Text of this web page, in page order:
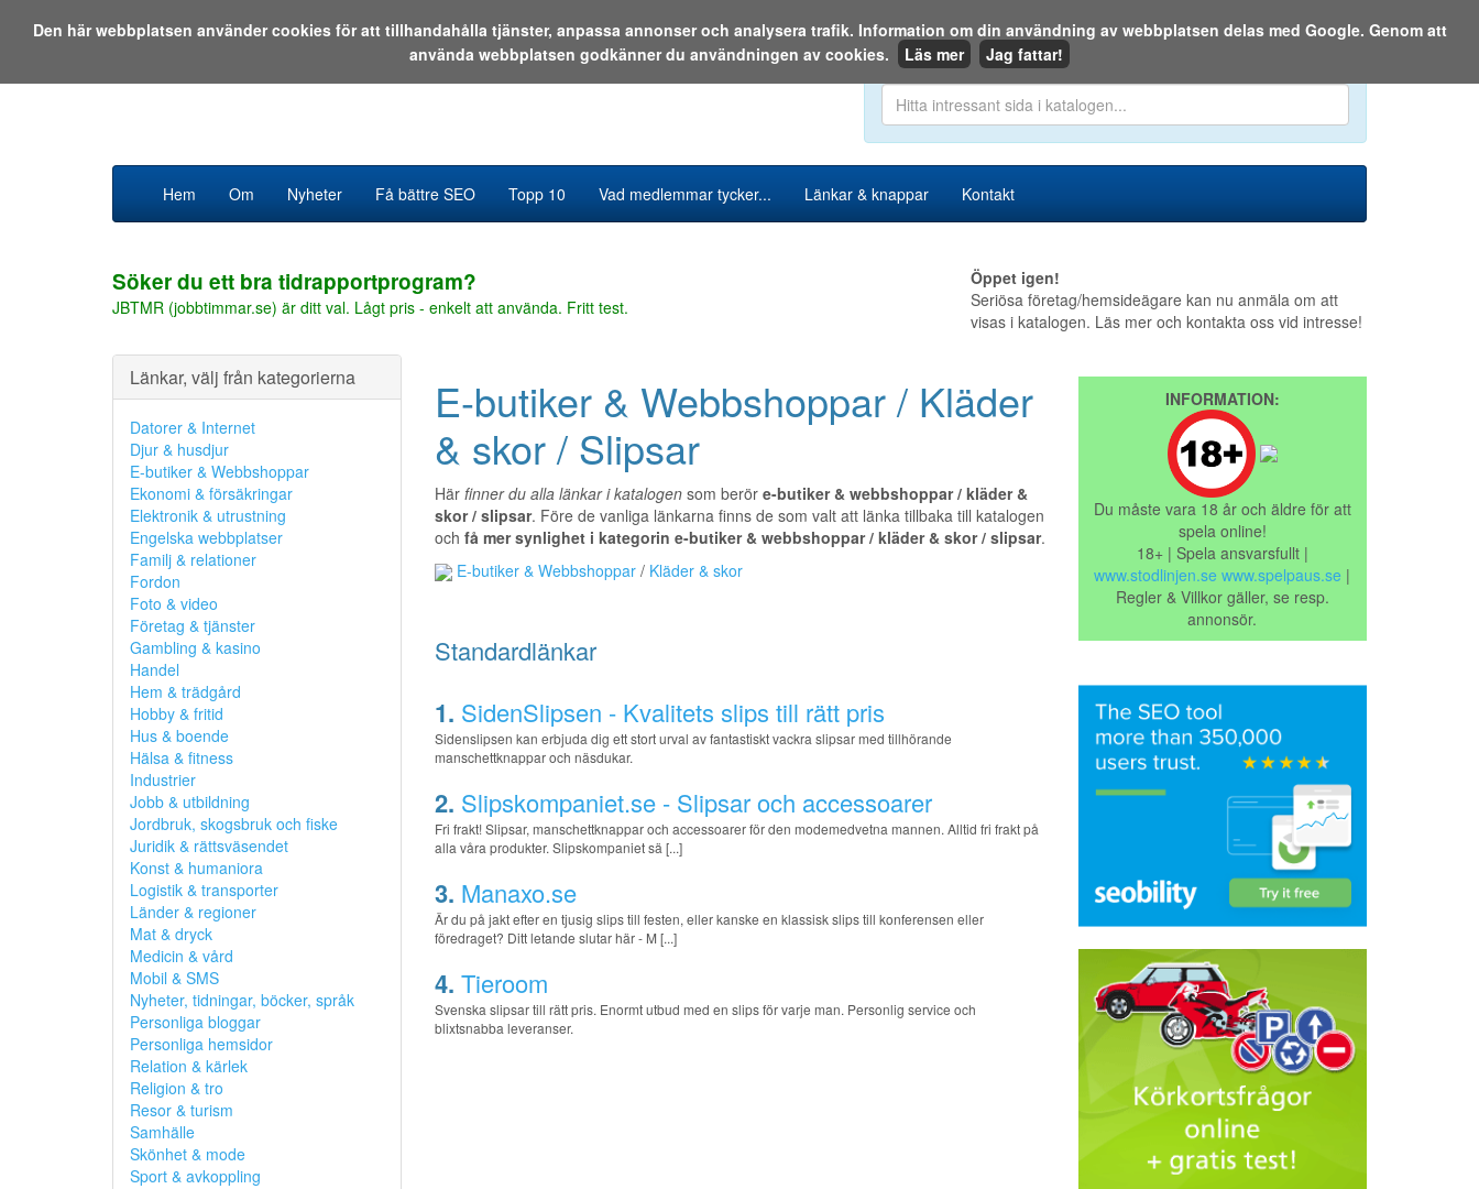
Den 6 augusti 2026
Sök i katalogen eller på webben:
Hem Om Nyheter Få bättre SEO Topp 10 Vad medlemmar tycker... Länkar & knappar Kontakt
Söker du ett bra tidrapportprogram?
JBTMR (jobbtimmar.se) är ditt val. Lågt pris - enkelt att använda. Fritt test.
Öppet igen!
Seriösa företag/hemsideägare kan nu anmäla om att
visas i katalogen. Läs mer och kontakta oss vid intresse!
Länkar, välj från kategorierna
Datorer & Internet
Djur & husdjur
E-butiker & Webbshoppar
Ekonomi & försäkringar
Elektronik & utrustning
Engelska webbplatser
Familj & relationer
Fordon
Foto & video
Företag & tjänster
Gambling & kasino
Handel
Hem & trädgård
Hobby & fritid
Hus & boende
Hälsa & fitness
Industrier
Jobb & utbildning
Jordbruk, skogsbruk och fiske
Juridik & rättsväsendet
Konst & humaniora
Logistik & transporter
Länder & regioner
Mat & dryck
Medicin & vård
Mobil & SMS
Nyheter, tidningar, böcker, språk
Personliga bloggar
Personliga hemsidor
Relation & kärlek
Religion & tro
Resor & turism
Samhälle
Skönhet & mode
Sport & avkoppling
E-butiker & Webbshoppar / Kläder
& skor / Slipsar
Här finner du alla länkar i katalogensom berör e-butiker & webbshoppar / kläder &
skor / slipsar. Före de vanliga länkarna finns de som valt att länka tillbaka till katalogen
och få mer synlighet i kategorin e-butiker & webbshoppar / kläder & skor / slipsar.
E-butiker & Webbshoppar/ Kläder & skor
Standardlänkar
1. SidenSlipsen - Kvalitets slips till rätt pris
Sidenslipsen kan erbjuda dig ett stort urval av fantastiskt vackra slipsar med tillhörande
manschettknappar och näsdukar.
2. Slipskompaniet.se - Slipsar och accessoarer
Fri frakt! Slipsar, manschettknappar och accessoarer för den modemedvetna mannen. Alltid fri frakt på
alla våra produkter. Slipskompaniet sä [...]
3. Manaxo.se
Är du på jakt efter en tjusig slips till festen, eller kanske en klassisk slips till konferensen eller
föredraget? Ditt letande slutar här - M [...]
4. Tieroom
Svenska slipsar till rätt pris. Enormt utbud med en slips för varje man. Personlig service och
blixtsnabba leveranser.
INFORMATION:
Du måste vara 18 år och äldre för att
spela online!
18+ | Spela ansvarsfullt |
www.stodlinjen.se www.spelpaus.se |
Regler & Villkor gäller, se resp.
annonsör.
Den här webbplatsen använder cookies för att tillhandahålla tjänster, anpassa annonser och analysera trafik. Information om din användning av webbplatsen delas med Google. Genom att
använda webbplatsen godkänner du användningen av cookies.
Läs mer Jag fattar!